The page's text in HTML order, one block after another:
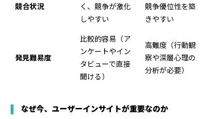
競合状況
く、競争が激化
しやすい
競争優位性を築
きやすい
発見難易度
比較的容易（ア
ンケートやイン
タビューで直接
聞ける）
高難度（行動観
察や深層心理の
分析が必要）
なぜ今、ユーザーインサイトが重要なのか